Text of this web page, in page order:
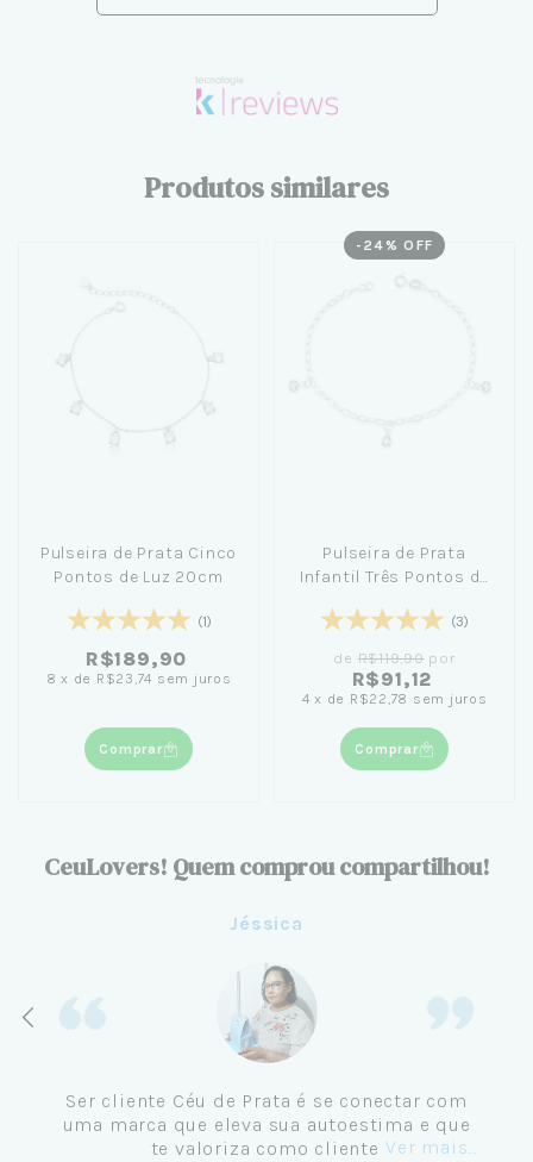
Produtos similares
Pulseira de Prata Cinco
Pontos de Luz 20cm
(1)
R$189,90
8 x de R$23,74 sem juros
Comprar
- 24 % OFF
Pulseira de Prata
Infantil Três Pontos de
(3)
de R$119,90por
R$91,12
4 x de R$22,78 sem juros
Comprar
CeuLovers! Quem comprou compartilhou!
Jéssica
Ser cliente Céu de Prata é se conectar com
uma marca que eleva sua autoestima e que
te valoriza como cliente. Ver mais...